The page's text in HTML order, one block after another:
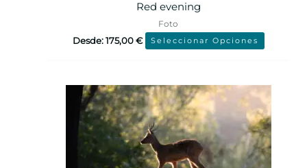
Red evening
Foto
Desde:175,00€ Seleccionar Opciones